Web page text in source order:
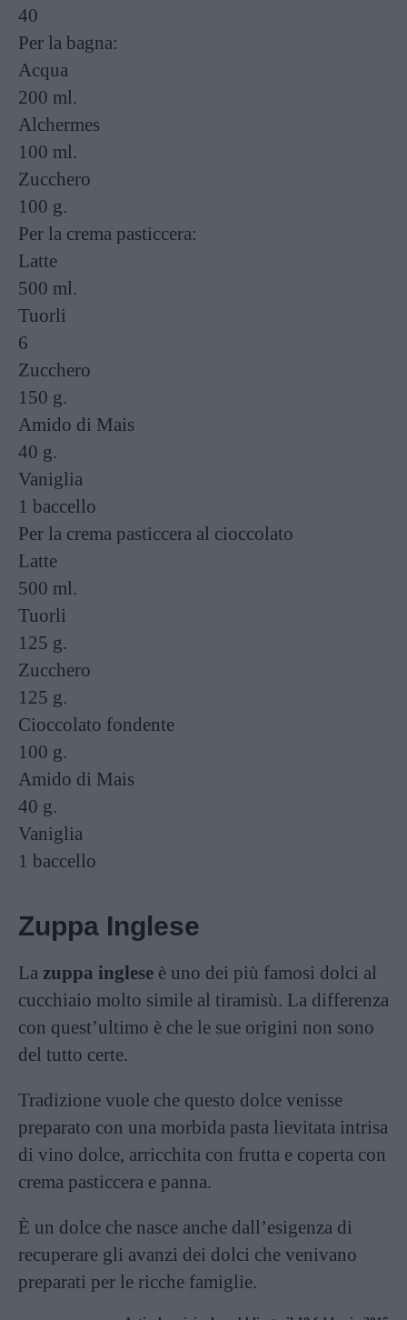
40
Per la bagna:
Acqua
200 ml.
Alchermes
100 ml.
Zucchero
100 g.
Per la crema pasticcera:
Latte
500 ml.
Tuorli
6
Zucchero
150 g.
Amido di Mais
40 g.
Vaniglia
1 baccello
Per la crema pasticcera al cioccolato
Latte
500 ml.
Tuorli
125 g.
Zucchero
125 g.
Cioccolato fondente
100 g.
Amido di Mais
40 g.
Vaniglia
1 baccello
Zuppa Inglese
La zuppa inglese è uno dei più famosi dolci al
cucchiaio molto simile al tiramisù. La differenza
con quest’ultimo è che le sue origini non sono
del tutto certe.
Tradizione vuole che questo dolce venisse
preparato con una morbida pasta lievitata intrisa
di vino dolce, arricchita con frutta e coperta con
crema pasticcera e panna.
È un dolce che nasce anche dall’esigenza di
recuperare gli avanzi dei dolci che venivano
preparati per le ricche famiglie.